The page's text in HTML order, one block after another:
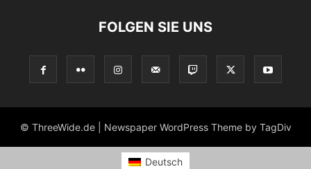
FOLGEN SIE UNS
© ThreeWide.de | Newspaper WordPress Theme by TagDiv
Deutsch